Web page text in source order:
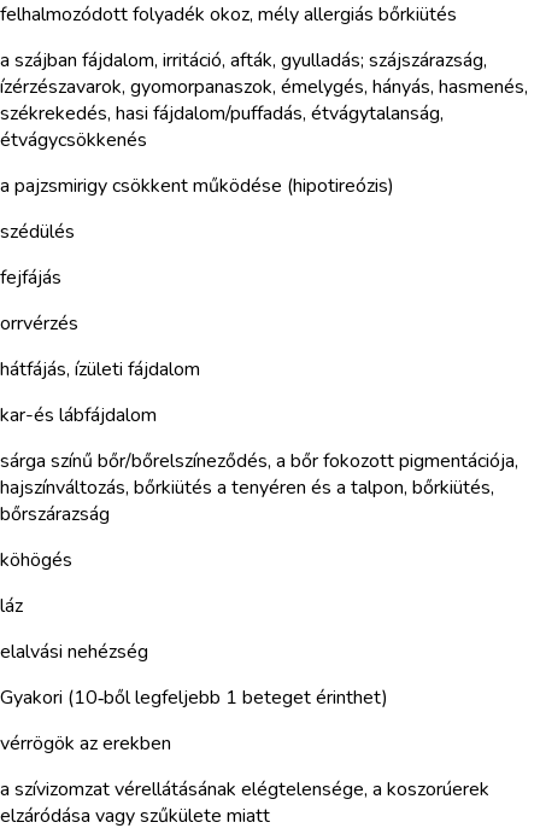
felhalmozódott folyadék okoz, mély allergiás bőrkiütés
a szájban fájdalom, irritáció, afták, gyulladás; szájszárazság,
ízérzészavarok, gyomorpanaszok, émelygés, hányás, hasmenés,
székrekedés, hasi fájdalom/puffadás, étvágytalanság,
étvágycsökkenés
a pajzsmirigy csökkent működése (hipotireózis)
szédülés
fejfájás
orrvérzés
hátfájás, ízületi fájdalom
kar-és lábfájdalom
sárga színű bőr/bőrelszíneződés, a bőr fokozott pigmentációja,
hajszínváltozás, bőrkiütés a tenyéren és a talpon, bőrkiütés,
bőrszárazság
köhögés
láz
elalvási nehézség
Gyakori (10‑ből legfeljebb 1 beteget érinthet)
vérrögök az erekben
a szívizomzat vérellátásának elégtelensége, a koszorúerek
elzáródása vagy szűkülete miatt